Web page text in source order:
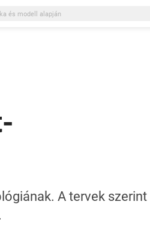
A tervek szerint